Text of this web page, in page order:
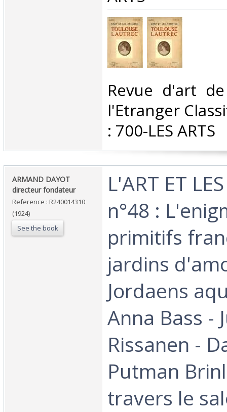
‎Revue d'art
l'Etranger
: 700-LES ARTS‎
‎ARMAND DAYOT
directeur fondateur‎
Reference : R240014310
(1924)
See the book
‎L'ART ET
n°48 :
primitifs
jardins
Jordaens
Anna Bass -
Rissanen -
Putman
travers le